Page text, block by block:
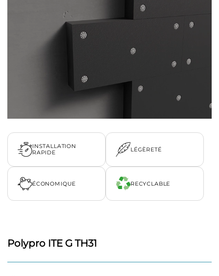
INSTALLATION
RAPIDE
LÉGÈRETÉ
ÉCONOMIQUE RECYCLABLE
Polypro ITE G TH31